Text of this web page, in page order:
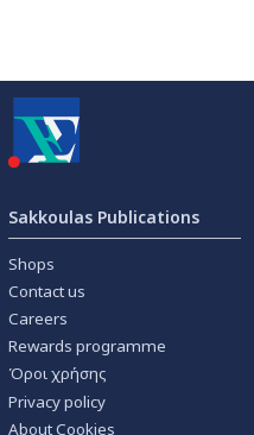
Sakkoulas Publications
Shops
Contact us
Careers
Rewards programme
Όροι χρήσης
Privacy policy
About Cookies